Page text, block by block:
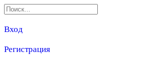
Вход
Регистрация